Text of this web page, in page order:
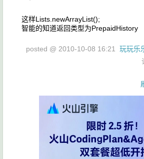
这样Lists.newArrayList();
智能的知道返回类型为PrepaidHistory
posted @ 2010-10-08 16:21 玩玩乐